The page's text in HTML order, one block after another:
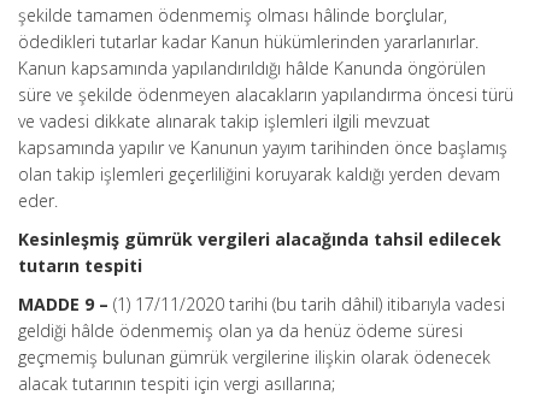
şekilde tamamen ödenmemiş olması hâlinde borçlular,
ödedikleri tutarlar kadar Kanun hükümlerinden yararlanırlar.
Kanun kapsamında yapılandırıldığı hâlde Kanunda öngörülen
süre ve şekilde ödenmeyen alacakların yapılandırma öncesi türü
ve vadesi dikkate alınarak takip işlemleri ilgili mevzuat
kapsamında yapılır ve Kanunun yayım tarihinden önce başlamış
olan takip işlemleri geçerliliğini koruyarak kaldığı yerden devam
eder.
Kesinleşmiş gümrük vergileri alacağında tahsil edilecek
tutarın tespiti
MADDE 9 – (1) 17/11/2020 tarihi (bu tarih dâhil) itibarıyla vadesi
geldiği hâlde ödenmemiş olan ya da henüz ödeme süresi
geçmemiş bulunan gümrük vergilerine ilişkin olarak ödenecek
alacak tutarının tespiti için vergi asıllarına;